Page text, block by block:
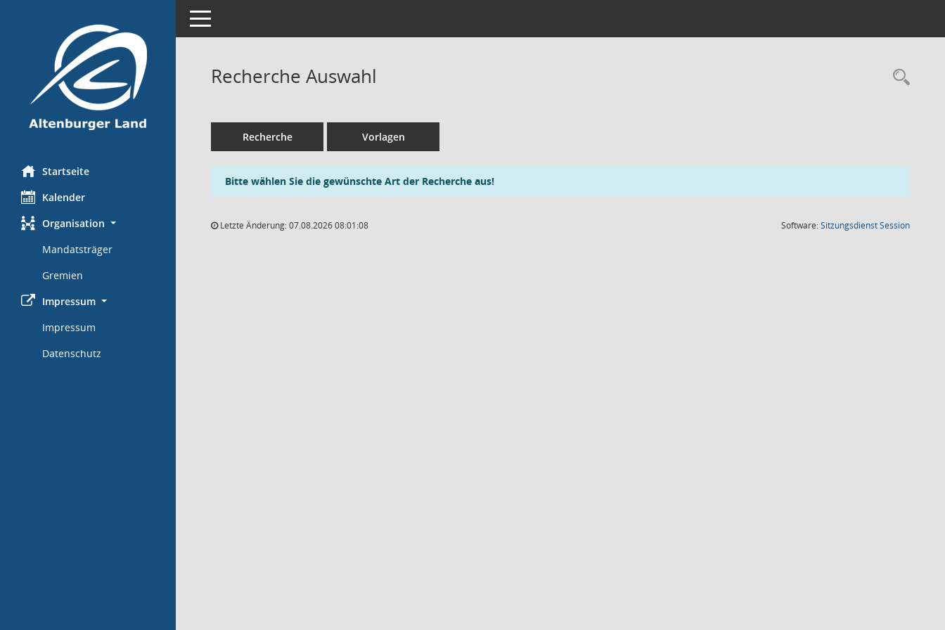
Startseite
Kalender
Organisation
Mandatsträger
Gremien
Impressum
Impressum
Datenschutz
Toggle navigation
Recherche Auswahl
Recherche Vorlagen
Bitte wählen Sie die gewünschte Art der Recherche aus!
Letzte Änderung: 07.08.2026 08:01:08 Software:SitzungsdienstSession(Wird in